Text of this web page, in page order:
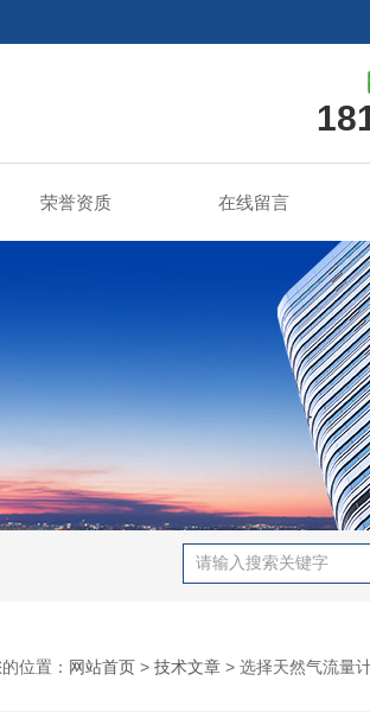
荣誉资质 在线留言
位置： 网站首页 > 技术文章 > 选择天然气流量